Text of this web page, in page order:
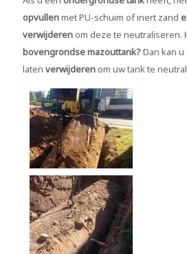
opvullenmet PU-schuim of inert zand
verwijderenom deze te neutraliseren.
bovengrondse mazouttank?Dan kan
laten verwijderenom uw tank te